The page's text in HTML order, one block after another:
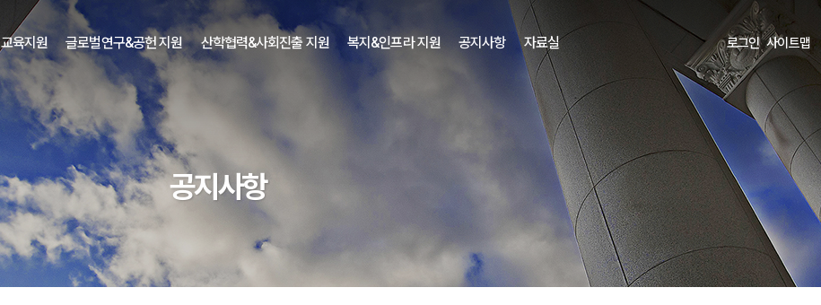
교육지원 글로벌연구&공헌 지원 산학협력&사회진출 지원 복지&인프라 지원 공지사항 자료실 로그인 사이트맵
공지사항